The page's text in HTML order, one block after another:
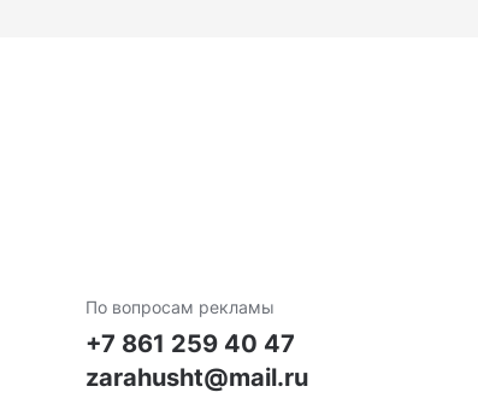
По вопросам рекламы
+7 861 259 40 47
zarahusht@mail.ru